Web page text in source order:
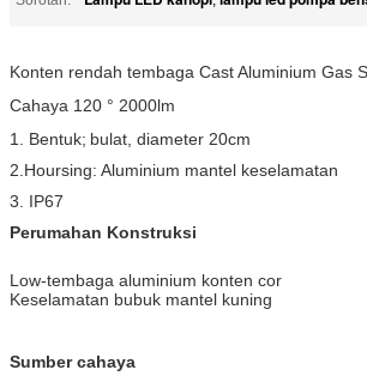
Konten rendah tembaga Cast Aluminium Gas
Cahaya 120 ° 2000lm
1. Bentuk; bulat, diameter 20cm
2.Hoursing: Aluminium mantel keselamatan
3. IP67
Perumahan Konstruksi
Low-tembaga aluminium konten cor
Keselamatan bubuk mantel kuning
Sumber cahaya